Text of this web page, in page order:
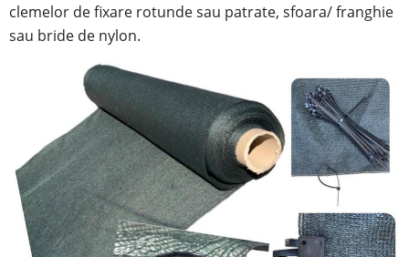
clemelor de fixare rotunde sau patrate, sfoara/ franghie
sau bride de nylon.